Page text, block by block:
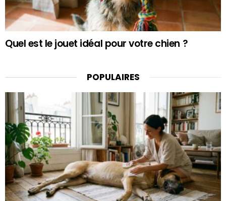
Quel est le jouet idéal pour votre chien ?
POPULAIRES